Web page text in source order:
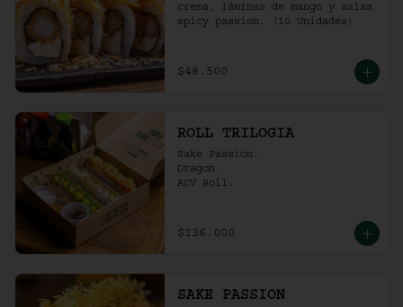
crema, láminas de mango y salsa
spicy passion. (10 Unidades)
$48.500
ROLL TRILOGIA
Sake Passion.
Dragon.
ACV Roll.
$136.000
SAKE PASSION